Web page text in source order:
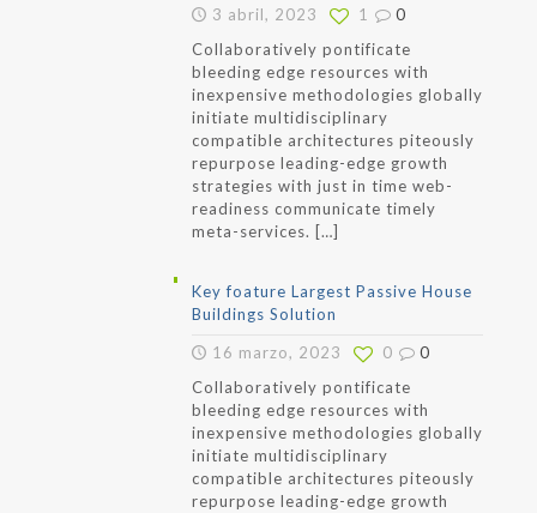
3 abril, 2023
0
1
Collaboratively pontificate
bleeding edge resources with
inexpensive methodologies globally
initiate multidisciplinary
compatible architectures piteously
repurpose leading-edge growth
strategies with just in time web-
readiness communicate timely
meta-services. […]
Key foature Largest Passive House
Buildings Solution
16 marzo, 2023
0
0
Collaboratively pontificate
bleeding edge resources with
inexpensive methodologies globally
initiate multidisciplinary
compatible architectures piteously
repurpose leading-edge growth